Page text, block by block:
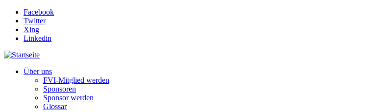
Direkt zum Inhalt
Facebook
Twitter
Xing
Linkedin
Über uns
FVI-Mitglied werden
Sponsoren
Sponsor werden
Glossar